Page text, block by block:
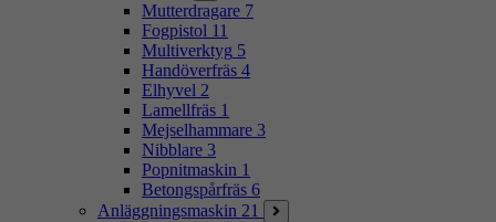
Mutterdragare 7
Fogpistol 11
Multiverktyg 5
Handöverfräs 4
Elhyvel 2
Lamellfräs 1
Mejselhammare 3
Nibblare 3
Popnitmaskin 1
Betongspårfräs 6
Anläggningsmaskin 21